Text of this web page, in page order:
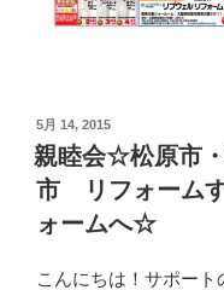
投
稿
日:
5月 14, 2015
親睦会☆松原市
市 リフォーム
ォームへ☆
こんにちは！サポート